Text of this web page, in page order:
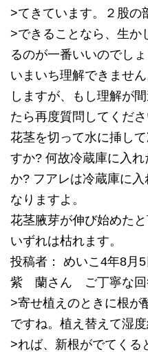
>てきています。２股の
>できることなら、生か
るのが一番いいのでしょ
いまいち理解できませ
しますが、もし理解が
たら再度質問してくださ
花茎を切って水に挿し
すか? 何故冷蔵庫に入れ
か? フアレは冷蔵庫に入
なりますよ。
花茎腋芽が伸び始めた
いずれは枯れます。
投稿者： めいこ4年8月
紫 蘭さん ご丁寧な回
>寄せ植えのときに根が
ですね。植え替えて湿
>れば、新根がでてくる